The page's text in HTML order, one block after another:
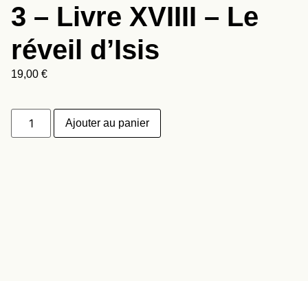
3 – Livre XVIIII – Le
réveil d’Isis
19,00 €
Ajouter au panier